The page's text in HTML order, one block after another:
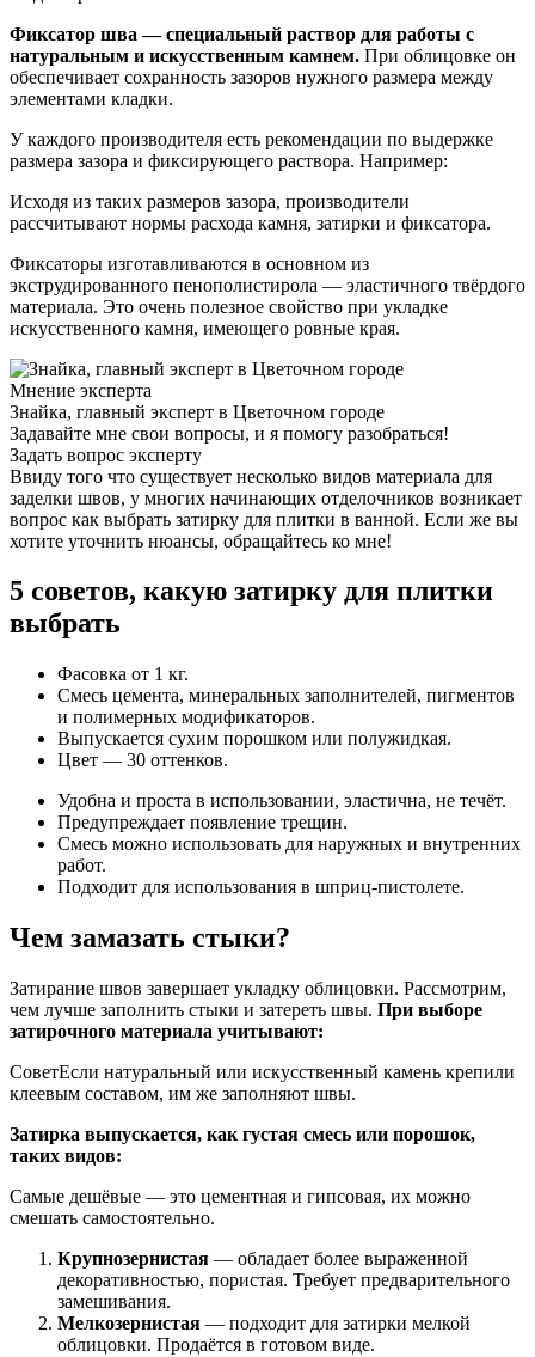
Фиксатор шва — специальный раствор для работы с
натуральным и искусственным камнем. При облицовке он
обеспечивает сохранность зазоров нужного размера между
элементами кладки.
У каждого производителя есть рекомендации по выдержке
размера зазора и фиксирующего раствора. Например:
Исходя из таких размеров зазора, производители
рассчитывают нормы расхода камня, затирки и фиксатора.
Фиксаторы изготавливаются в основном из
экструдированного пенополистирола — эластичного твёрдого
материала. Это очень полезное свойство при укладке
искусственного камня, имеющего ровные края.
Мнение эксперта
Знайка, главный эксперт в Цветочном городе
Задавайте мне свои вопросы, и я помогу разобраться!
Задать вопрос эксперту
Ввиду того что существует несколько видов материала для
заделки швов, у многих начинающих отделочников возникает
вопрос как выбрать затирку для плитки в ванной. Если же вы
хотите уточнить нюансы, обращайтесь ко мне!
5 советов, какую затирку для плитки
выбрать
Фасовка от 1 кг.
Смесь цемента, минеральных заполнителей, пигментов
и полимерных модификаторов.
Выпускается сухим порошком или полужидкая.
Цвет — 30 оттенков.
Удобна и проста в использовании, эластична, не течёт.
Предупреждает появление трещин.
Смесь можно использовать для наружных и внутренних
работ.
Подходит для использования в шприц-пистолете.
Чем замазать стыки?
Затирание швов завершает укладку облицовки. Рассмотрим,
чем лучше заполнить стыки и затереть швы. При выборе
затирочного материала учитывают:
СоветЕсли натуральный или искусственный камень крепили
клеевым составом, им же заполняют швы.
Затирка выпускается, как густая смесь или порошок,
таких видов:
Самые дешёвые — это цементная и гипсовая, их можно
смешать самостоятельно.
Крупнозернистая — обладает более выраженной
декоративностью, пористая. Требует предварительного
замешивания.
Мелкозернистая — подходит для затирки мелкой
облицовки. Продаётся в готовом виде.